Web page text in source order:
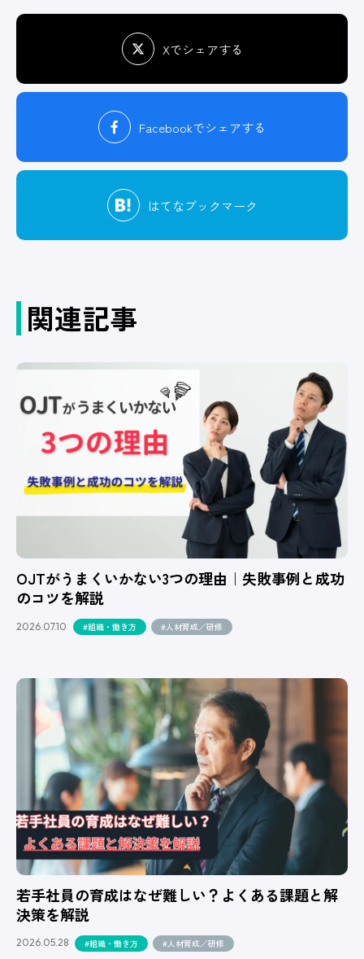
Xでシェアする
Facebookでシェアする
はてなブックマーク
関連記事
OJTがうまくいかない3つの理由｜失敗事例と成功
のコツを解説
2026.07.10 #組織・働き方 #人材育成／研修
若手社員の育成はなぜ難しい？よくある課題と解
決策を解説
2026.05.28 #組織・働き方 #人材育成／研修